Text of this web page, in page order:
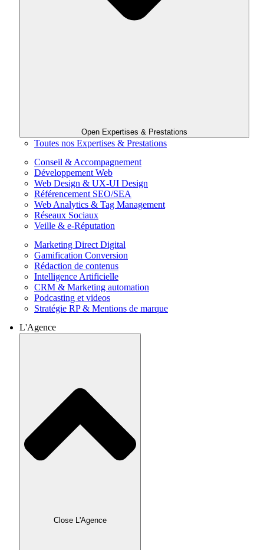
Open Expertises & Prestations
Toutes nos Expertises & Prestations
Conseil & Accompagnement
Développement Web
Web Design & UX-UI Design
Référencement SEO/SEA
Web Analytics & Tag Management
Réseaux Sociaux
Veille & e-Réputation
Marketing Direct Digital
Gamification Conversion
Rédaction de contenus
Intelligence Artificielle
CRM & Marketing automation
Podcasting et videos
Stratégie RP & Mentions de marque
L'Agence
Close L'Agence